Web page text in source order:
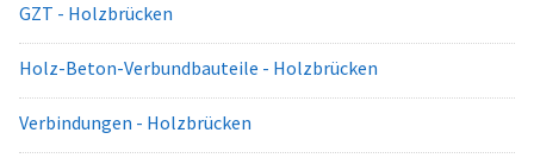
GZT - Holzbrücken
Holz-Beton-Verbundbauteile - Holzbrücken
Verbindungen - Holzbrücken